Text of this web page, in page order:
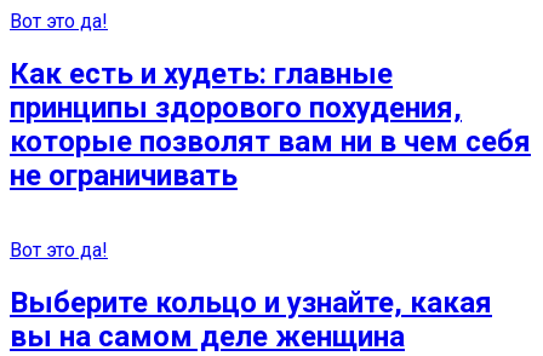
Вот это да!
Как есть и худеть: главные
принципы здорового похудения,
которые позволят вам ни в чем себя
не ограничивать
Вот это да!
Выберите кольцо и узнайте, какая
вы на самом деле женщина